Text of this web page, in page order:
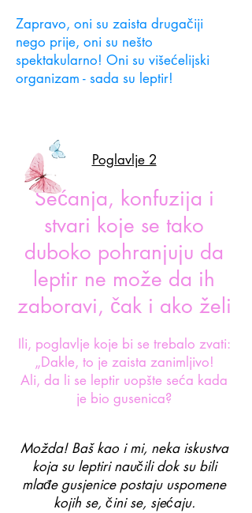
Zapravo, oni su zaista drugačiji
nego prije, oni su nešto
spektakularno! Oni su višećelijski
organizam - sada su leptir!
Poglavlje 2
Sećanja, konfuzija i
stvari koje se tako
duboko pohranjuju da
leptir ne može da ih
zaboravi, čak i ako želi
Ili, poglavlje koje bi se trebalo zvati:
„Dakle, to je zaista zanimljivo!
Ali, da li se leptir uopšte seća kada
je bio gusenica?
Možda! Baš kao i mi, neka iskustva
koja su leptiri naučili dok su bili
mlađe gusjenice postaju uspomene
kojih se, čini se, sjećaju.